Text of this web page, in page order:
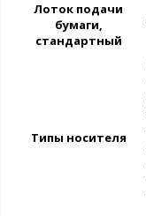
Лоток подачи
бумаги,
стандартный
Типы носителя